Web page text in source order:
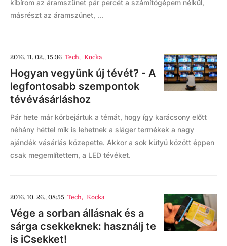
kibírom az áramszünet pár percét a számítógépem nélkül,
másrészt az áramszünet, ...
2016. 11. 02., 15:36 Tech, Kocka
Hogyan vegyünk új tévét? - A
legfontosabb szempontok
tévévásárláshoz
Pár hete már körbejártuk a témát, hogy így karácsony előtt
néhány héttel mik is lehetnek a sláger termékek a nagy
ajándék vásárlás közepette. Akkor a sok kütyü között éppen
csak megemlítettem, a LED tévéket.
2016. 10. 26., 08:55 Tech, Kocka
Vége a sorban állásnak és a
sárga csekkeknek: használj te
is iCsekket!